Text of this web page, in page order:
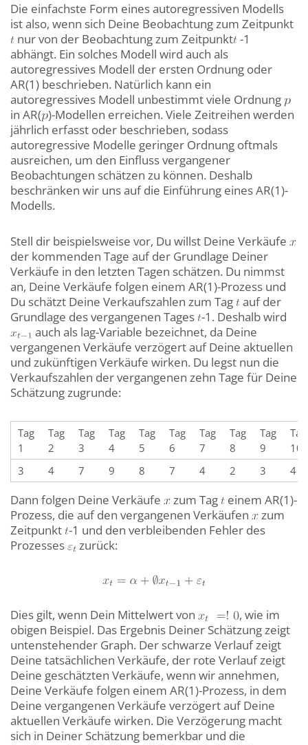
Die einfachste Form eines autoregressiven Modells
ist also, wenn sich Deine Beobachtung zum Zeitpunkt
nur von der Beobachtung zum Zeitpunkt -1
abhängt. Ein solches Modell wird auch als
autoregressives Modell der ersten Ordnung oder
AR(1) beschrieben. Natürlich kann ein
autoregressives Modell unbestimmt viele Ordnung
in AR( )-Modellen erreichen. Viele Zeitreihen werden
jährlich erfasst oder beschrieben, sodass
autoregressive Modelle geringer Ordnung oftmals
ausreichen, um den Einfluss vergangener
Beobachtungen schätzen zu können. Deshalb
beschränken wir uns auf die Einführung eines AR(1)-
Modells.
Stell dir beispielsweise vor, Du willst Deine Verkäufe
der kommenden Tage auf der Grundlage Deiner
Verkäufe in den letzten Tagen schätzen. Du nimmst
an, Deine Verkäufe folgen einem AR(1)-Prozess und
Du schätzt Deine Verkaufszahlen zum Tag
auf der
Grundlage des vergangenen Tages -1. Deshalb wird
auch als lag-Variable bezeichnet, da Deine
vergangenen Verkäufe verzögert auf Deine aktuellen
und zukünftigen Verkäufe wirken. Du legst nun die
Verkaufszahlen der vergangenen zehn Tage für Deine
Schätzung zugrunde:
Tag
1
Tag
2
Tag
3
Tag
4
Tag
5
Tag
6
Tag
7
Tag
8
Tag
9
Tag
10
3
4 7 9 8 7 4 2 3 4
Dann folgen Deine Verkäufe zum Tag
einem AR(1)-
Prozess, die auf den vergangenen Verkäufen
zum
Zeitpunkt -1 und den verbleibenden Fehler des
Prozesses
zurück:
Dies gilt, wenn Dein Mittelwert von
, wie im
obigen Beispiel. Das Ergebnis Deiner Schätzung zeigt
untenstehender Graph. Der schwarze Verlauf zeigt
Deine tatsächlichen Verkäufe, der rote Verlauf zeigt
Deine geschätzten Verkäufe, wenn wir annehmen,
Deine Verkäufe folgen einem AR(1)-Prozess, in dem
Deine vergangenen Verkäufe verzögert auf Deine
aktuellen Verkäufe wirken. Die Verzögerung macht
sich in Deiner Schätzung bemerkbar und die